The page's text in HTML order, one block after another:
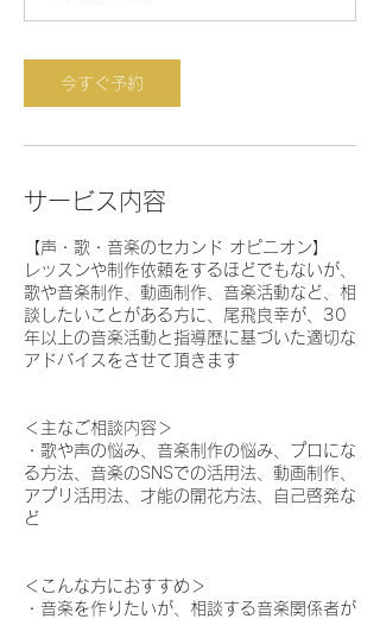
今すぐ予約
サービス内容
【声・歌・音楽のセカンド オピニオン】
レッスンや制作依頼をするほどでもないが、
歌や音楽制作、動画制作、音楽活動など、相
談したいことがある方に、尾飛良幸が、30
年以上の音楽活動と指導歴に基づいた適切な
アドバイスをさせて頂きます
＜主なご相談内容＞
・歌や声の悩み、音楽制作の悩み、プロにな
る方法、音楽のSNSでの活用法、動画制作、
アプリ活用法、才能の開花方法、自己啓発な
ど
＜こんな方におすすめ＞
・音楽を作りたいが、相談する音楽関係者が